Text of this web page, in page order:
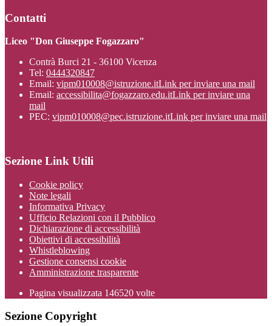
Contatti
Liceo "Don Giuseppe Fogazzaro"
Contrà Burci 21 - 36100 Vicenza
Tel: 0444320847
Email: vipm010008@istruzione.itLink per inviare una mail
Email: accessibilita@fogazzaro.edu.itLink per inviare una
mail
PEC: vipm010008@pec.istruzione.itLink per inviare una mail
Sezione Link Utili
Cookie policy
Note legali
Informativa Privacy
Ufficio Relazioni con il Pubblico
Dichiarazione di accessibilità
Obiettivi di accessibilità
Whistleblowing
Gestione consensi cookie
Amministrazione trasparente
Pagina visualizzata 146520 volte
Sezione Copyright